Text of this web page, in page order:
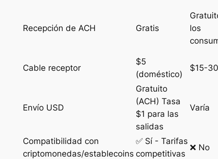
Recepción de ACH Gratis
los
Cable receptor
$5
(doméstico)
$15-30
Envío USD
Gratuito
(ACH) Tasa
$1 para las
salidas
Varía
Compatibilidad con
criptomonedas/establecoins
✅ Sí - Tarifas
competitivas
❌ No